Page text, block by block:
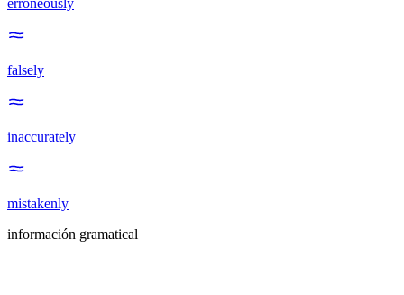
erroneously
falsely
inaccurately
mistakenly
información gramatical